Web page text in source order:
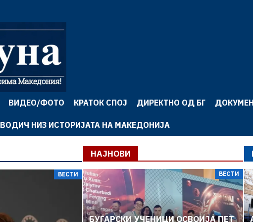
ВИДЕО/ФОТО КРАТОК СПОЈ ДИРЕКТНО ОД БГ
ВОДИЧ НИЗ ИСТОРИЈАТА НА МАКЕДОНИЈА
ВЕСТИ
НАЈНОВИ
ВЕСТИ
БУГАРСКИ УЧЕНИЦИ ОСВОИЈА ПЕТ